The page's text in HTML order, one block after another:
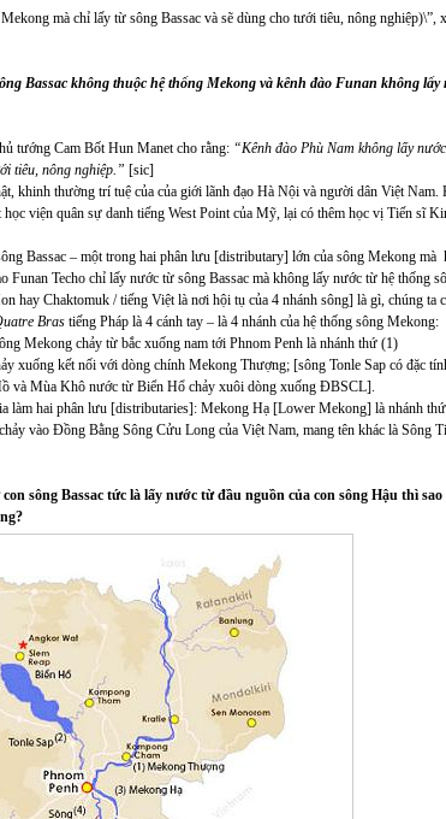
mà chỉ lấy từ sông Bassac và sẽ dùng cho tưới tiêu, nông nghiệp)\”,
Bassac không thuộc hệ thống Mekong và kênh đào Funan không lấy
tướng Cam Bốt Hun Manet cho rằng: “Kênh đào Phù Nam không lấy
tiêu, nông nghiệp.” [sic]
khinh thường trí tuệ của của giới lãnh đạo Hà Nội và người dân Việt Nam.
viện quân sự danh tiếng West Point của Mỹ, lại có thêm học vị Tiến sĩ
Bassac – một trong hai phân lưu [distributary] lớn của sông Mekong mà
Funan Techo chỉ lấy nước từ sông Bassac mà không lấy nước từ hệ thống
hay Chaktomuk / tiếng Việt là nơi hội tụ của 4 nhánh sông] là gì, chúng ta
Bras tiếng Pháp là 4 cánh tay – là 4 nhánh của hệ thống sông Mekong:
Mekong chảy từ bắc xuống nam tới Phnom Penh là nhánh thứ (1)
xuống kết nối với dòng chính Mekong Thượng; [sông Tonle Sap có đặc
và Mùa Khô nước từ Biển Hổ chảy xuôi dòng xuống ĐBSCL].
làm hai phân lưu [distributaries]: Mekong Hạ [Lower Mekong] là nhánh
vào Đồng Bằng Sông Cửu Long của Việt Nam, mang tên khác là Sông
sông Bassac tức là lấy nước từ đầu nguồn của con sông Hậu thì sao